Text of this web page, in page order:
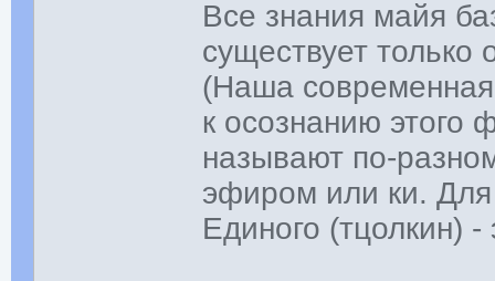
Все знания майя
существует только
(Наша современная
к осознанию этого
называют по-
эфиром или ки. Для
Единого (тцолкин)